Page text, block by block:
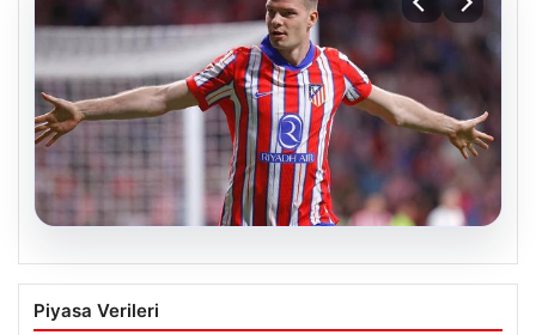
05.08.2026
Sörloth Transfer Yarışında Fenerbahçe
ve Beşiktaş Mücadelesi
Piyasa Verileri